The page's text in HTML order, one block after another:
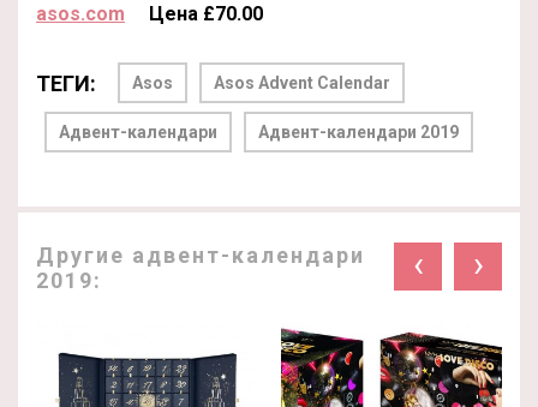
asos.com Цена £70.00
ТЕГИ: Asos Asos Advent Calendar
Адвент-календари Адвент-календари 2019
Другие адвент-календари
2019:
‹ ›